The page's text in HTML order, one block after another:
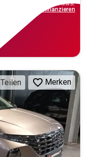
inkl.MwSt.
finanzieren
Teilen Merken